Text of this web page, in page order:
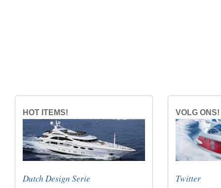
HOT ITEMS!
Dutch Design Serie
VOLG ONS!
Twitter